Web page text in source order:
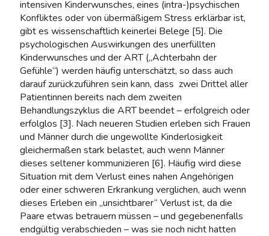
intensiven Kinderwunsches, eines (intra-)psychischen
Konfliktes oder von übermäßigem Stress erklärbar ist,
gibt es wissenschaftlich keinerlei Belege [5]. Die
psychologischen Auswirkungen des unerfüllten
Kinderwunsches und der ART („Achterbahn der
Gefühle“) werden häufig unterschätzt, so dass auch
darauf zurückzuführen sein kann, dass zwei Drittel aller
Patientinnen bereits nach dem zweiten
Behandlungszyklus die ART beendet – erfolgreich oder
erfolglos [3]. Nach neueren Studien erleben sich Frauen
und Männer durch die ungewollte Kinderlosigkeit
gleichermaßen stark belastet, auch wenn Männer
dieses seltener kommunizieren [6]. Häufig wird diese
Situation mit dem Verlust eines nahen Angehörigen
oder einer schweren Erkrankung verglichen, auch wenn
dieses Erleben ein „unsichtbarer“ Verlust ist, da die
Paare etwas betrauern müssen – und gegebenenfalls
endgültig verabschieden – was sie noch nicht hatten